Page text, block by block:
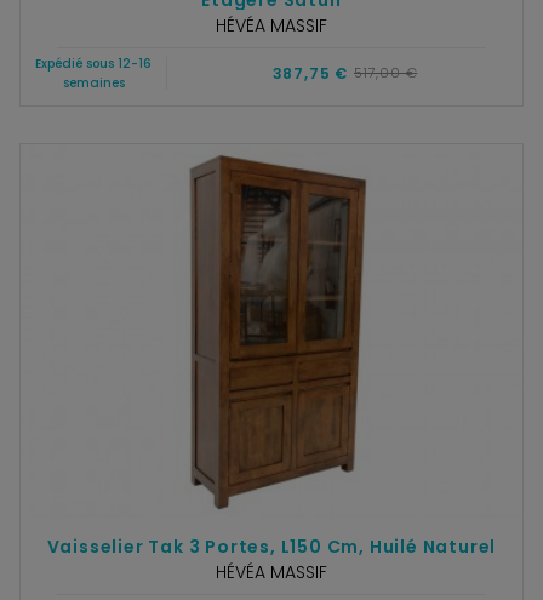
HÉVÉA MASSIF
Expédié sous 12-16
semaines
387,75 € 517,00 €
Vaisselier Tak 3 Portes, L150 Cm, Huilé Naturel
HÉVÉA MASSIF